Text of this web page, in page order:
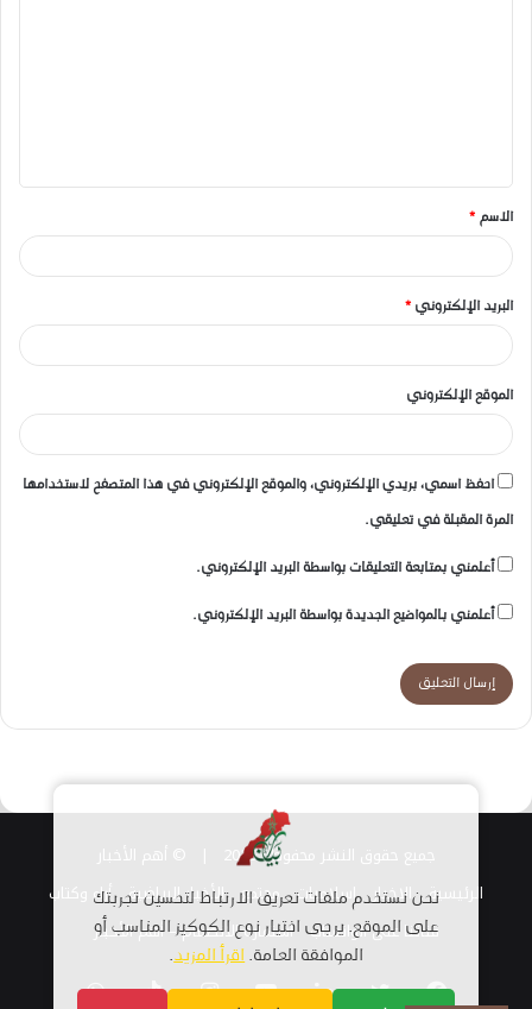
ق
*
الاسم *
البريد الإلكتروني *
الموقع الإلكتروني
احفظ اسمي، بريدي الإلكتروني، والموقع الإلكتروني في هذا المتصفح لاستخدامها
المرة المقبلة في تعليقي.
أعلمني بمتابعة التعليقات بواسطة البريد الإلكتروني.
أعلمني بالمواضيع الجديدة بواسطة البريد الإلكتروني.
جميع حقوق النشر محفوظة 2026 |
الرئيسية
الاخبار اسلاميات مجتمع الأخبار الرياضية أراء وكتاب
قناتنا على الواتساب استمارة الانضمام – أهم الأخبار
فيسبوكتويتر لينكدإنيوتيوبانستقرامTikTokواتساب
نحن نستخدم ملفات تعريف الارتباط لتحسين تجربتك
على الموقع. يرجى اختيار نوع الكوكيز المناسب أو
الموافقة العامة.اقرأ المزيد.